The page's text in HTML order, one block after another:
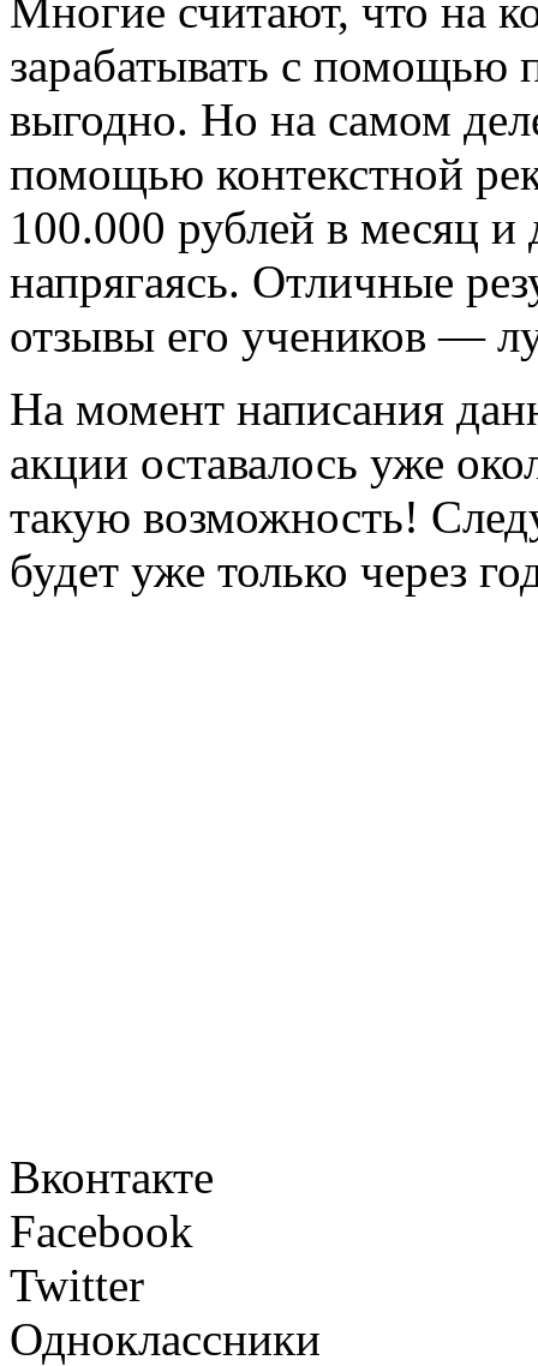
Многие считают, что на
зарабатывать с помощью
выгодно. Но на самом
помощью контекстной
100.000 рублей в месяц
напрягаясь. Отличные
отзывы его учеников —
На момент написания
акции оставалось уже
такую возможность!
будет уже только через
Вконтакте
Facebook
Twitter
Одноклассники